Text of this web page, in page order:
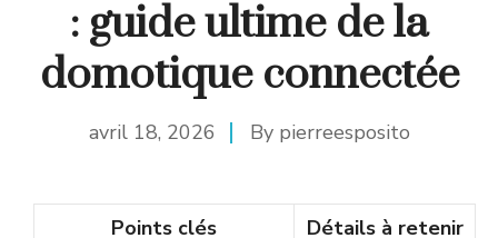
: guide ultime de la
domotique connectée
avril 18, 2026 By pierreesposito
Points clés Détails à retenir